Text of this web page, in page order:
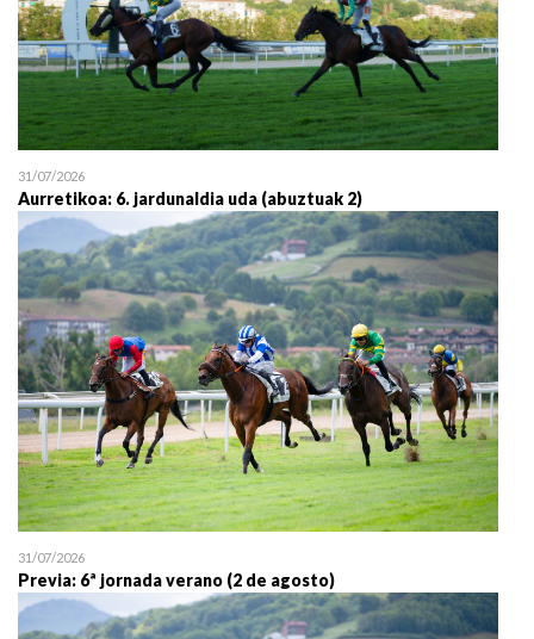
31/07/2026
Aurretikoa: 6. jardunaldia uda (abuztuak 2)
31/07/2026
Previa: 6ª jornada verano (2 de agosto)